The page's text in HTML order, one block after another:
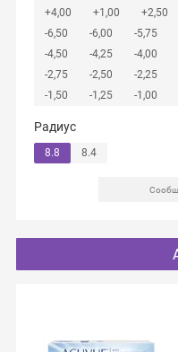
+4,00
+1,00 +2,50
-6,50
-6,00 -5,75
-4,50
-4,25 -4,00
-2,75
-2,50 -2,25
-1,50
-1,25 -1,00
Радиус
8.8 8.4